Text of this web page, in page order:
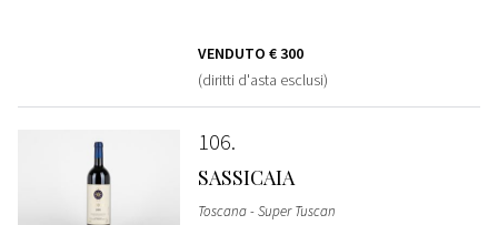
VENDUTO € 300
(diritti d'asta esclusi)
106
SASSICAIA
Toscana - Super Tuscan